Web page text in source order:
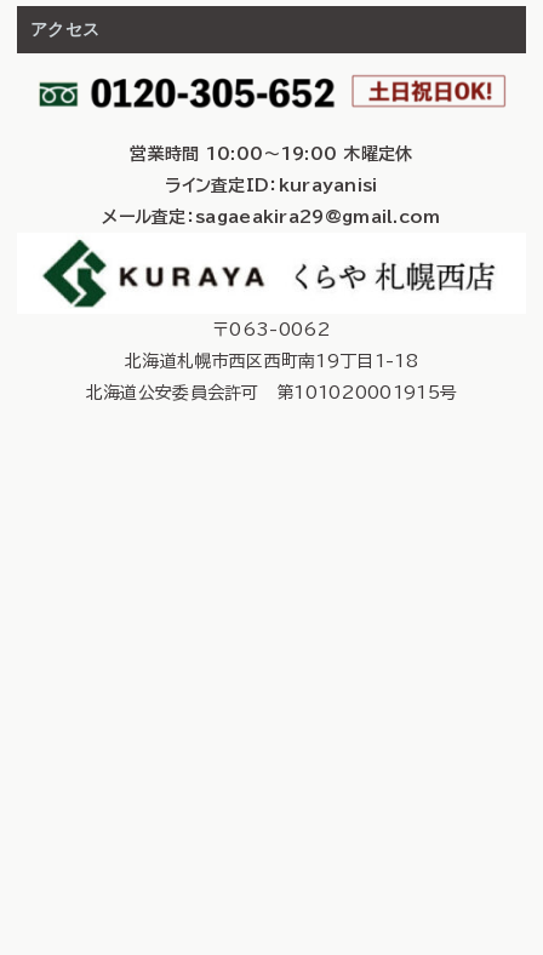
アクセス
営業時間 10:00～19:00 木曜定休
ライン査定ID：kurayanisi
メール査定：sagaeakira29@gmail.com
〒063-0062
北海道札幌市西区西町南19丁目1-18
北海道公安委員会許可 第101020001915号